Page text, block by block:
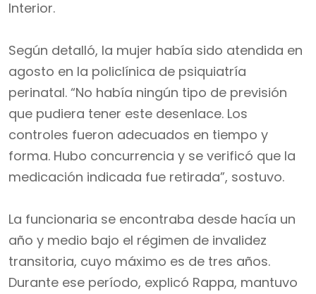
Interior.
Según detalló, la mujer había sido atendida en
agosto en la policlínica de psiquiatría
perinatal. “No había ningún tipo de previsión
que pudiera tener este desenlace. Los
controles fueron adecuados en tiempo y
forma. Hubo concurrencia y se verificó que la
medicación indicada fue retirada”, sostuvo.
La funcionaria se encontraba desde hacía un
año y medio bajo el régimen de invalidez
transitoria, cuyo máximo es de tres años.
Durante ese período, explicó Rappa, mantuvo